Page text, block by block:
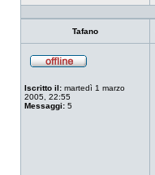
Tafano
Iscritto il: martedì 1 marzo
2005, 22:55
Messaggi: 5